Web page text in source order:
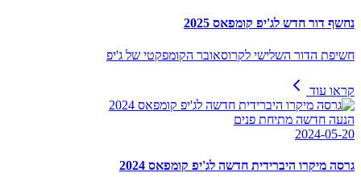
נחשף דור חדש לג'יפ קומפאס 2025
חשיפת הדור השלישי לקרוסאובר הקומפקטי של ג'יפ
קראו עוד
הנעה חדשה מתיחת פנים
2024-05-20
גרסה מיקרו היברידית חדשה לג'יפ קומפאס 2024